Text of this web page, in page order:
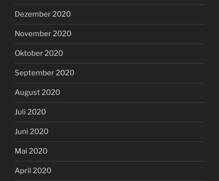
Dezember 2020
November 2020
Oktober 2020
September 2020
August 2020
Juli 2020
Juni 2020
Mai 2020
April 2020